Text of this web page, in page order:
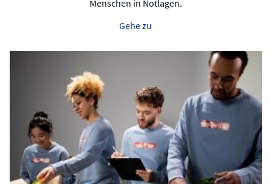
Menschen in Notlagen.
Gehe zu